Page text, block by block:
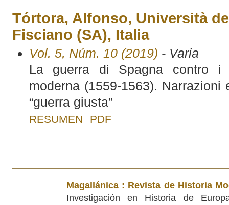
Tórtora, Alfonso, Università
Fisciano (SA), Italia
Vol. 5, Núm. 10 (2019) - Varia
La guerra di Spagna contro i
moderna (1559-1563).
“guerra giusta”
RESUMEN PDF
Magallánica : Revista de Historia
Investigación en Historia de